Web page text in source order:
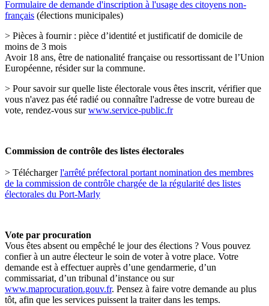
Formulaire de demande d'inscription à l'usage des citoyens non-
français (élections municipales)
> Pièces à fournir : pièce d’identité et justificatif de domicile de
moins de 3 mois
Avoir 18 ans, être de nationalité française ou ressortissant de l’Union
Européenne, résider sur la commune.
> Pour savoir sur quelle liste électorale vous êtes inscrit, vérifier que
vous n'avez pas été radié ou connaître l'adresse de votre bureau de
vote, rendez-vous surwww.service-public.fr
Commission de contrôle des listes électorales
> Téléchargerl'arrêté préfectoral portant nomination des membres
de la commission de contrôle chargée de la régularité des listes
électorales du Port-Marly
Vote par procuration
Vous êtes absent ou empêché le jour des élections ? Vous pouvez
confier à un autre électeur le soin de voter à votre place. Votre
demande est à effectuer auprès d’une gendarmerie, d’un
commissariat, d’un tribunal d’instance ou sur
www.maprocuration.gouv.fr. Pensez à faire votre demande au plus
tôt, afin que les services puissent la traiter dans les temps.